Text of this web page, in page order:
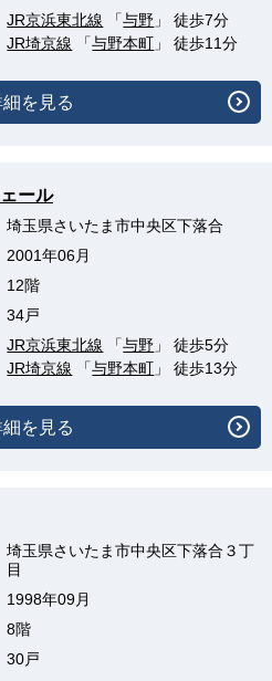
JR京浜東北線 「与野 」 徒歩7分
JR埼京線 「与野本町 」 徒歩11分
を見る
ール
埼玉県さいたま市中央区下落合
2001年06月
12階
34戸
JR京浜東北線 「与野 」 徒歩5分
JR埼京線 「与野本町 」 徒歩13分
を見る
埼玉県さいたま市中央区下落合３丁
目
1998年09月
8階
30戸